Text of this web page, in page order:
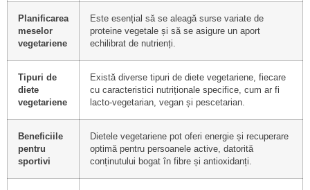
Planificarea
meselor
vegetariene
Este esențial să se aleagă surse variate de
proteine vegetale și să se asigure un aport
echilibrat de nutrienți.
Tipuri de
diete
vegetariene
Există diverse tipuri de diete vegetariene, fiecare
cu caracteristici nutriționale specifice, cum ar fi
lacto-vegetarian, vegan și pescetarian.
Beneficiile
pentru
sportivi
Dietele vegetariene pot oferi energie și recuperare
optimă pentru persoanele active, datorită
conținutului bogat în fibre și antioxidanți.